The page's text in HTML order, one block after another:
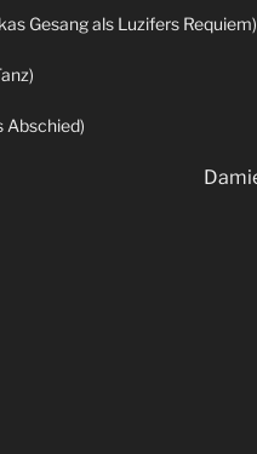
Gesang als Luzifers Requiem)
Abschied)